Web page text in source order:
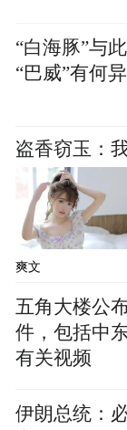
如手术刀般
在前期武汉
前观影的观
“白海豚”与
“巴威”有何
盗香窃玉：
爽文
五角大楼公
件，包括中
有关视频
伊朗总统：